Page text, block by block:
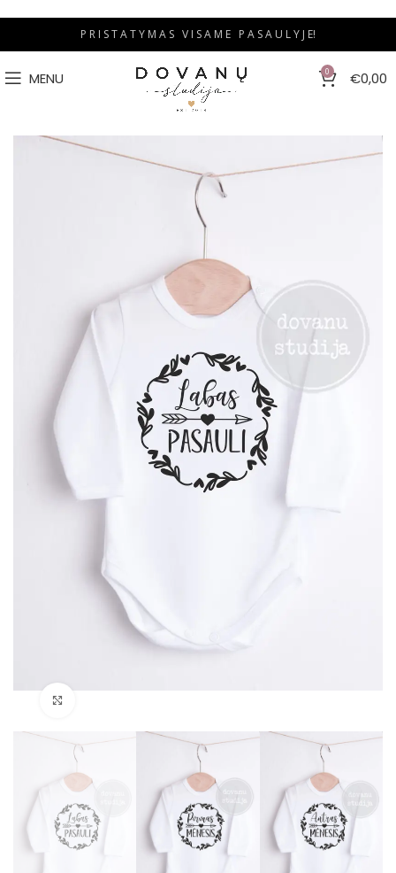
P R I S T A T Y M A S V I S A M E P A S A U L Y J E!
MENU 0 €0,00